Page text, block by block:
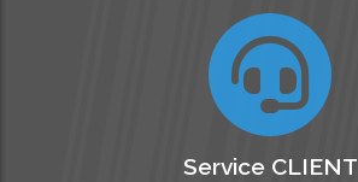
Service CLIENT